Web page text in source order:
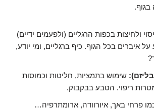
בגוף.
ולחיצות בכפות הרגליים (ולפעמים ידיים)
איברים בכל הגוף. כיף ברגליים, ומי יודע,
שימוש בתמציות, חליטות וכמוסות
ריפוי. הטבע בבקבוק.
פרחי באך, איורוודה, ארומתרפיה…